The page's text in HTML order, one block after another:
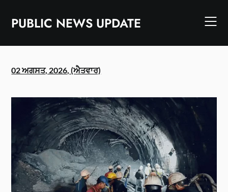
contentPUBLIC NEWS UPDATE
02 ਅਗਸਤ, 2026, (ਐਤਵਾਰ)